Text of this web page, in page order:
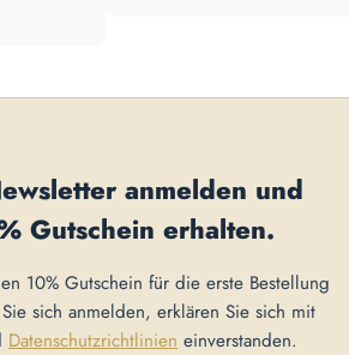
anmelden und
Gutschein erhalten.
10% Gutschein für die erste Bestellung
sich anmelden, erklären Sie sich mit
Datenschutzrichtlinien einverstanden.